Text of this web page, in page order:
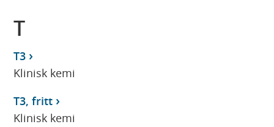
T
T3
Klinisk kemi
T3, fritt
Klinisk kemi